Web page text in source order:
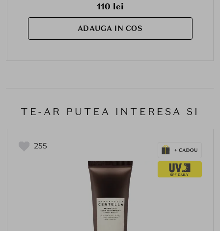
110 lei
ADAUGA IN COS
TE-AR PUTEA INTERESA SI
255